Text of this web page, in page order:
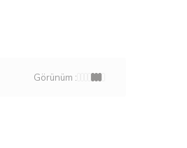
Görünüm :